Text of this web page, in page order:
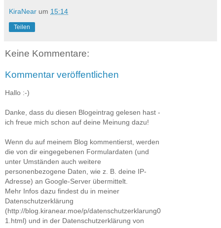
KiraNear um 15:14
Teilen
Keine Kommentare:
Kommentar veröffentlichen
Hallo :-)
Danke, dass du diesen Blogeintrag gelesen hast -
ich freue mich schon auf deine Meinung dazu!
Wenn du auf meinem Blog kommentierst, werden
die von dir eingegebenen Formulardaten (und
unter Umständen auch weitere
personenbezogene Daten, wie z. B. deine IP-
Adresse) an Google-Server übermittelt.
Mehr Infos dazu findest du in meiner
Datenschutzerklärung
(http://blog.kiranear.moe/p/datenschutzerklarung0
1.html) und in der Datenschutzerklärung von